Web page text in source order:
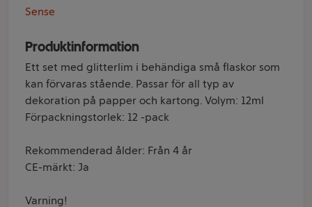
Sense
Produktinformation
Ett set med glitterlim i behändiga små flaskor som
kan förvaras stående. Passar för all typ av
dekoration på papper och kartong. Volym: 12ml
Förpackningstorlek: 12 -pack
Rekommenderad ålder: Från 4 år
CE-märkt: Ja
Varning!